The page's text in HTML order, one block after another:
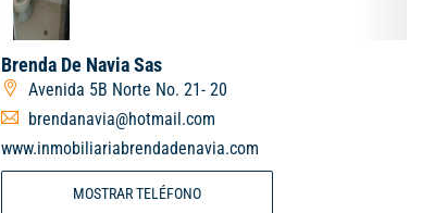
Brenda De Navia Sas
Avenida 5B Norte No. 21- 20
brendanavia@hotmail.com
www.inmobiliariabrendadenavia.com
MOSTRAR TELÉFONO